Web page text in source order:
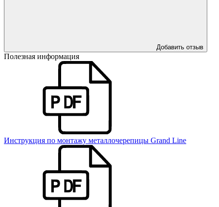
Добавить отзыв
Полезная информация
Инструкция по монтажу металлочерепицы Grand Line